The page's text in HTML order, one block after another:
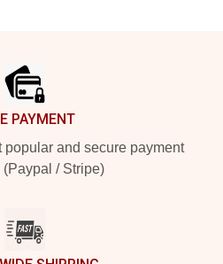
PAYMENT
popular and secure payment
(Paypal / Stripe)